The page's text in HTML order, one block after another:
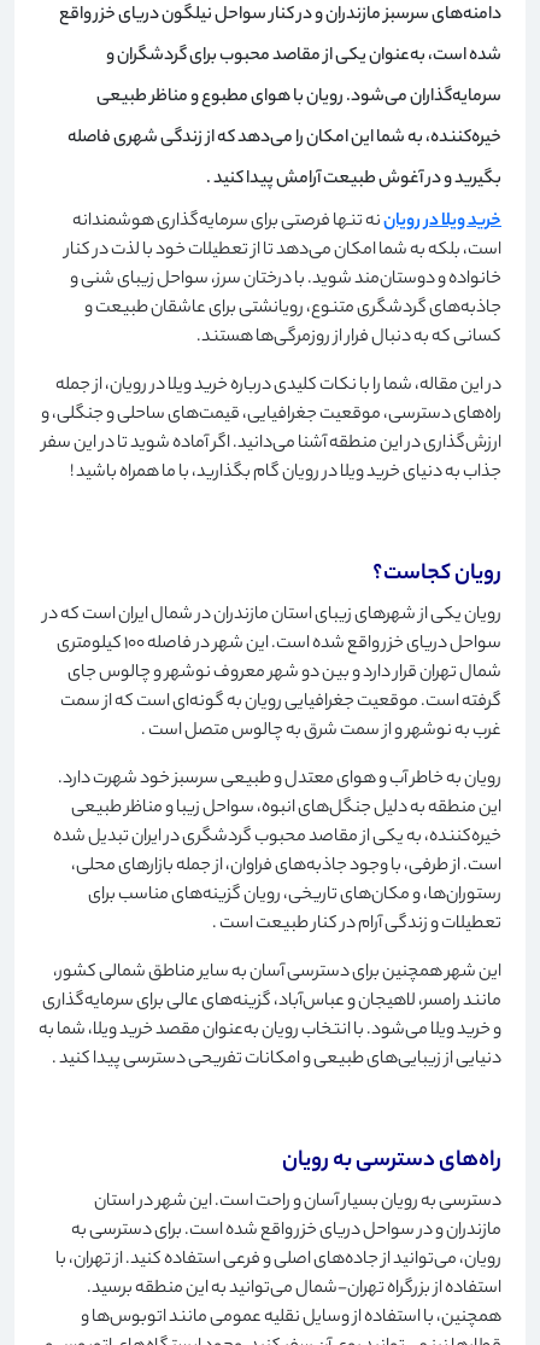
دامنه‌های سرسبز مازندران و در کنار سواحل نیلگون دریای خزر واقع
شده است، به‌عنوان یکی از مقاصد محبوب برای گردشگران و
سرمایه‌گذاران می‌شود. رویان با هوای مطبوع و مناظر طبیعی
خیره‌کننده، به شما این امکان را می‌دهد که از زندگی شهری فاصله
بگیرید و در آغوش طبیعت آرامش پیدا کنید.
خرید ویلا در رویاننه تنها فرصتی برای سرمایه‌گذاری هوشمندانه
است، بلکه به شما امکان می‌دهد تا از تعطیلات خود با لذت در کنار
خانواده و دوستان‌مند شوید. با درختان سرز، سواحل زیبای شنی و
جاذبه‌های گردشگری متنوع، رویانشتی برای عاشقان طبیعت و
کسانی که به دنبال فرار از روزمرگی‌ها هستند.
در این مقاله، شما را با نکات کلیدی درباره خرید ویلا در رویان، از جمله
راه‌های دسترسی، موقعیت جغرافیایی، قیمت‌های ساحلی و جنگلی، و
ارزش‌گذاری در این منطقه آشنا می‌دانید. اگر آماده شوید تا در این سفر
جذاب به دنیای خرید ویلا در رویان گام بگذارید، با ما همراه باشید!
رویان کجاست؟
رویان یکی از شهرهای زیبای استان مازندران در شمال ایران است که در
سواحل دریای خزر واقع شده است. این شهر در فاصله 100 کیلومتری
شمال تهران قرار دارد و بین دو شهر معروف نوشهر و چالوس جای
گرفته است. موقعیت جغرافیایی رویان به گونه‌ای است که از سمت
غرب به نوشهر و از سمت شرق به چالوس متصل است.
رویان به خاطر آب و هوای معتدل و طبیعی سرسبز خود شهرت دارد.
این منطقه به دلیل جنگل‌های انبوه، سواحل زیبا و مناظر طبیعی
خیره‌کننده، به یکی از مقاصد محبوب گردشگری در ایران تبدیل شده
است. از طرفی، با وجود جاذبه‌های فراوان، از جمله بازارهای محلی،
رستوران‌ها، و مکان‌های تاریخی، رویان گزینه‌های مناسب برای
تعطیلات و زندگی آرام در کنار طبیعت است.
این شهر همچنین برای دسترسی آسان به سایر مناطق شمالی کشور،
مانند رامسر، لاهیجان و عباس‌آباد، گزینه‌های عالی برای سرمایه‌گذاری
و خرید ویلا می‌شود. با انتخاب رویان به‌عنوان مقصد خرید ویلا، شما به
دنیایی از زیبایی‌های طبیعی و امکانات تفریحی دسترسی پیدا کنید.
راه‌های دسترسی به رویان
دسترسی به رویان بسیار آسان و راحت است. این شهر در استان
مازندران و در سواحل دریای خزر واقع شده است. برای دسترسی به
رویان، می‌توانید از جاده‌های اصلی و فرعی استفاده کنید. از تهران، با
استفاده از بزرگراه تهران-شمال می‌توانید به این منطقه برسید.
همچنین، با استفاده از وسایل نقلیه عمومی مانند اتوبوس‌ها و